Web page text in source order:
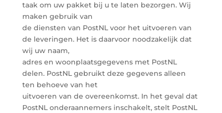
taak om uw pakket bij u te laten bezorgen. Wij
maken gebruik van
de diensten van PostNL voor het uitvoeren van
de leveringen. Het is daarvoor noodzakelijk dat
wij uw naam,
adres en woonplaatsgegevens met PostNL
delen. PostNL gebruikt deze gegevens alleen
ten behoeve van het
uitvoeren van de overeenkomst. In het geval dat
PostNL onderaannemers inschakelt, stelt PostNL